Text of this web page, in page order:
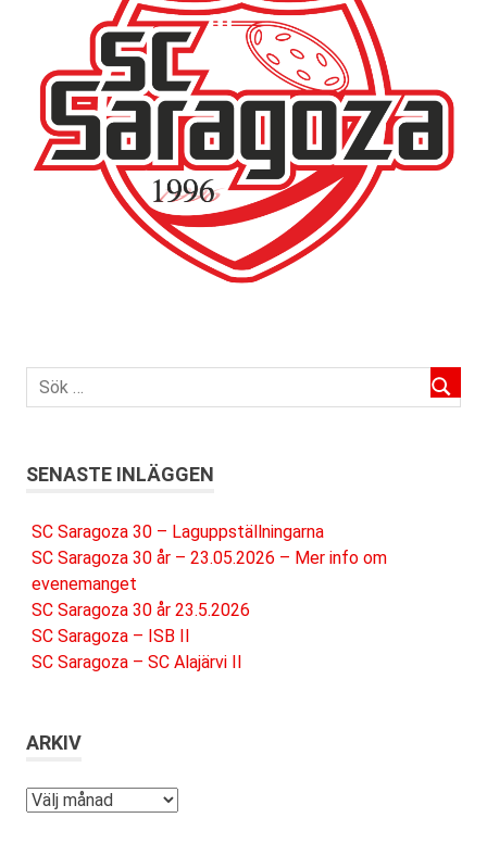
SENASTE INLÄGGEN
SC Saragoza 30 – Laguppställningarna
SC Saragoza 30 år – 23.05.2026 – Mer info om
evenemanget
SC Saragoza 30 år 23.5.2026
SC Saragoza – ISB II
SC Saragoza – SC Alajärvi II
ARKIV
Arkiv